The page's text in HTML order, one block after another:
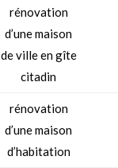
rénovation
d’une maison
de ville en gîte
citadin
rénovation
d’une maison
d’habitation